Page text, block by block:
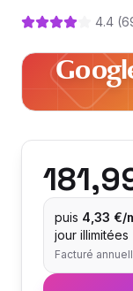
4.4 (
puis 4,33 €/
jour illimitées
Facturé